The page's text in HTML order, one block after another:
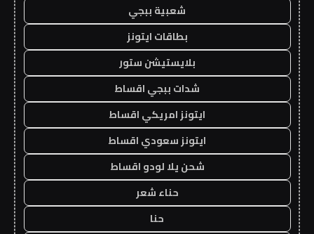
شعبية ببجي
بطاقات ايتونز
بلايستيشن ستور
شدات ببجي اقساط
ايتونز امريكي اقساط
ايتونز سعودي اقساط
شحن يلا لودو اقساط
حناء شعر
حنا